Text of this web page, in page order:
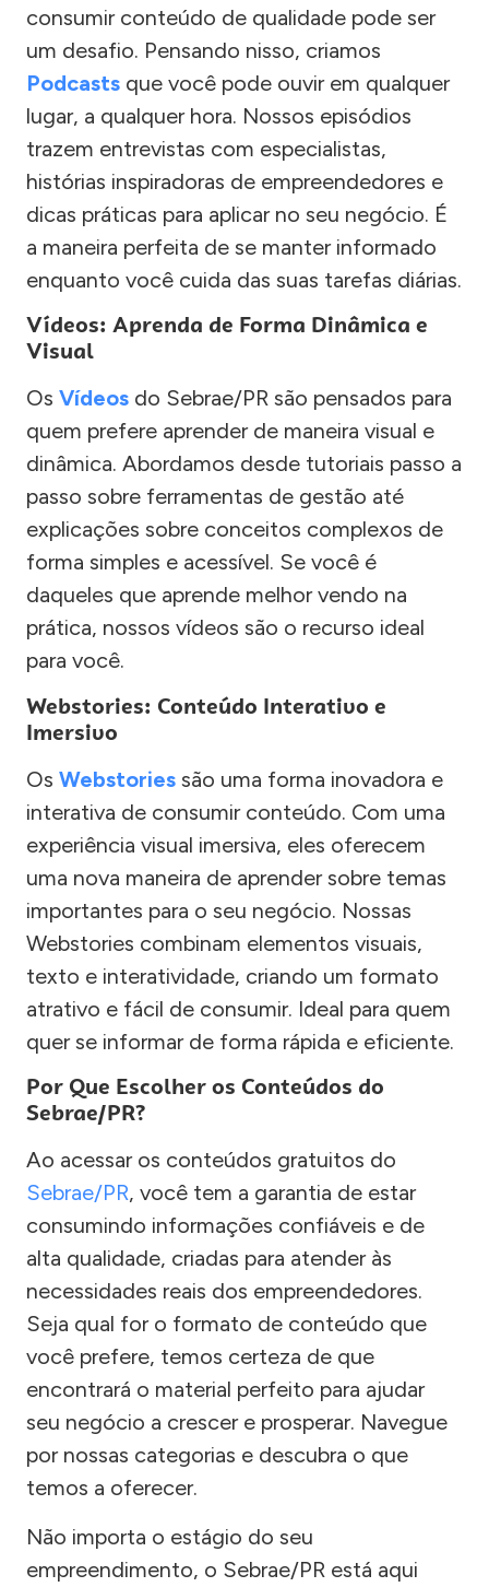
consumir conteúdo de qualidade pode ser
um desafio. Pensando nisso, criamos
Podcasts que você pode ouvir em qualquer
lugar, a qualquer hora. Nossos episódios
trazem entrevistas com especialistas,
histórias inspiradoras de empreendedores e
dicas práticas para aplicar no seu negócio. É
a maneira perfeita de se manter informado
enquanto você cuida das suas tarefas diárias.
Vídeos: Aprenda de Forma Dinâmica e
Visual
Os Vídeos do Sebrae/PR são pensados para
quem prefere aprender de maneira visual e
dinâmica. Abordamos desde tutoriais passo a
passo sobre ferramentas de gestão até
explicações sobre conceitos complexos de
forma simples e acessível. Se você é
daqueles que aprende melhor vendo na
prática, nossos vídeos são o recurso ideal
para você.
Webstories: Conteúdo Interativo e
Imersivo
Os Webstories são uma forma inovadora e
interativa de consumir conteúdo. Com uma
experiência visual imersiva, eles oferecem
uma nova maneira de aprender sobre temas
importantes para o seu negócio. Nossas
Webstories combinam elementos visuais,
texto e interatividade, criando um formato
atrativo e fácil de consumir. Ideal para quem
quer se informar de forma rápida e eficiente.
Por Que Escolher os Conteúdos do
Sebrae/PR?
Ao acessar os conteúdos gratuitos do
Sebrae/PR, você tem a garantia de estar
consumindo informações confiáveis e de
alta qualidade, criadas para atender às
necessidades reais dos empreendedores.
Seja qual for o formato de conteúdo que
você prefere, temos certeza de que
encontrará o material perfeito para ajudar
seu negócio a crescer e prosperar. Navegue
por nossas categorias e descubra o que
temos a oferecer.
Não importa o estágio do seu
empreendimento, o Sebrae/PR está aqui